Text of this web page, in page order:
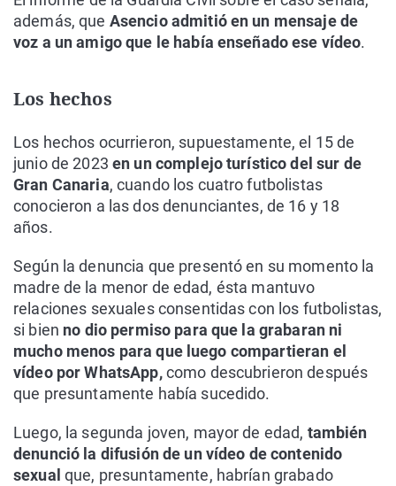
además, que Asencio admitió en un mensaje de
voz a un amigo que le había enseñado ese vídeo.
Los hechos
Los hechos ocurrieron, supuestamente, el 15 de
junio de 2023 en un complejo turístico del sur de
Gran Canaria, cuando los cuatro futbolistas
conocieron a las dos denunciantes, de 16 y 18
años.
Según la denuncia que presentó en su momento la
madre de la menor de edad, ésta mantuvo
relaciones sexuales consentidas con los futbolistas,
si bien no dio permiso para que la grabaran ni
mucho menos para que luego compartieran el
vídeo por WhatsApp,como descubrieron después
que presuntamente había sucedido.
Luego, la segunda joven, mayor de edad, también
denunció la difusión de un vídeo de contenido
sexual que, presuntamente, habrían grabado